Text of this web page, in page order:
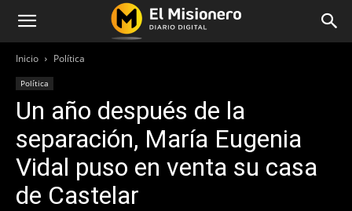
Inicio Política
Política
Un año después de la
separación, María Eugenia
Vidal puso en venta su casa
de Castelar